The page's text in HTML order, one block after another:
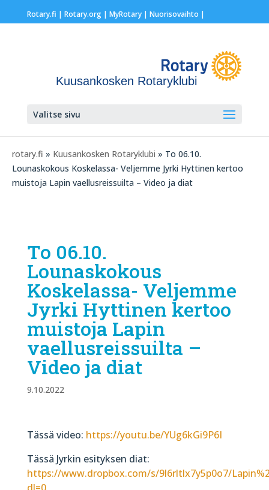
Rotary.fi | Rotary.org| MyRotary | Nuorisovaihto |
Kuusankosken Rotaryklubi
Valitse sivu
rotary.fi » Kuusankosken Rotaryklubi » To 06.10.
Lounaskokous Koskelassa- Veljemme Jyrki Hyttinen kertoo
muistoja Lapin vaellusreissuilta – Video ja diat
To 06.10.
Lounaskokous
Koskelassa- Veljemme
Jyrki Hyttinen kertoo
muistoja Lapin
vaellusreissuilta –
Video ja diat
9.10.2022
Tässä video: https://youtu.be/YUg6kGi9P6I
Tässä Jyrkin esityksen diat:
https://www.dropbox.com/s/9l6rltlx7y5p0o7/